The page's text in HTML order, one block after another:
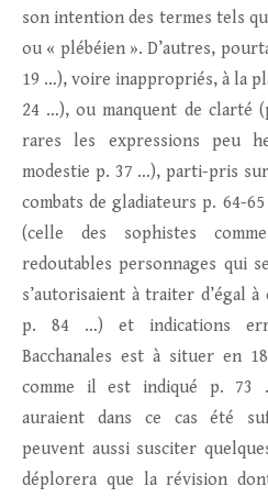
son intention des termes tels
ou « plébéien ». D’autres,
19 …), voire inappropriés, à la
24 …), ou manquent de clarté
rares les expressions peu
modestie p. 37 …), parti-pris
combats de gladiateurs p. 64-
(celle des sophistes
redoutables personnages qui
s’autorisaient à traiter d’égal
p. 84 …) et indications
Bacchanales est à situer en
comme il est indiqué p. 73
auraient dans ce cas été
peuvent aussi susciter
déplorera que la révision